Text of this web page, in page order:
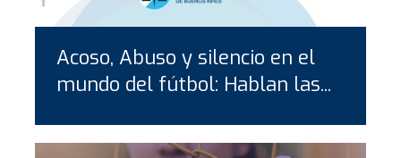
Acoso, Abuso y silencio en el
mundo del fútbol: Hablan las...